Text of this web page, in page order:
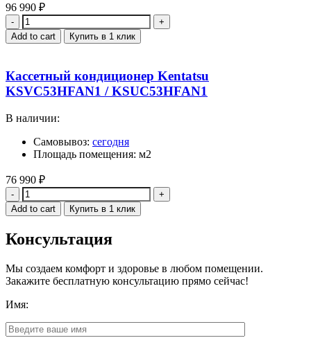
96 990 ₽
Quantity
Add to cart Купить в 1 клик
Кассетный кондиционер Kentatsu
KSVC53HFAN1 / KSUC53HFAN1
В наличии:
Самовывоз: сегодня
Площадь помещения: м2
76 990 ₽
Quantity
Add to cart Купить в 1 клик
Консультация
Мы создаем комфорт и здоровье в любом помещении.
Закажите бесплатную консультацию прямо сейчас!
Имя: